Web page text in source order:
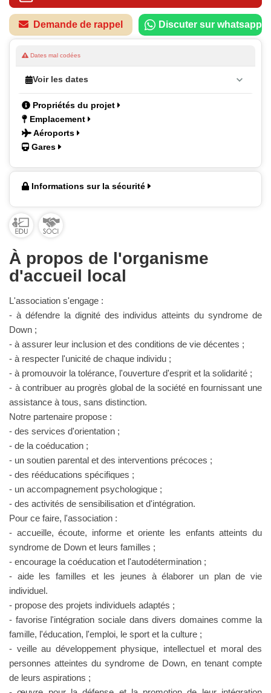
Demande de rappel Discuter sur whatsapp
Dates mal codées
Voir les dates
Propriétés du projet
Emplacement
Aéroports
Gares
Informations sur la sécurité
À propos de l'organisme
d'accueil local
L'association s'engage :
- à défendre la dignité des individus atteints du syndrome de
Down ;
- à assurer leur inclusion et des conditions de vie décentes ;
- à respecter l'unicité de chaque individu ;
- à promouvoir la tolérance, l'ouverture d'esprit et la solidarité ;
- à contribuer au progrès global de la société en fournissant une
assistance à tous, sans distinction.
Notre partenaire propose :
- des services d'orientation ;
- de la coéducation ;
- un soutien parental et des interventions précoces ;
- des rééducations spécifiques ;
- un accompagnement psychologique ;
- des activités de sensibilisation et d'intégration.
Pour ce faire, l'association :
- accueille, écoute, informe et oriente les enfants atteints du
syndrome de Down et leurs familles ;
- encourage la coéducation et l'autodétermination ;
- aide les familles et les jeunes à élaborer un plan de vie
individuel.
- propose des projets individuels adaptés ;
- favorise l'intégration sociale dans divers domaines comme la
famille, l'éducation, l'emploi, le sport et la culture ;
- veille au développement physique, intellectuel et moral des
personnes atteintes du syndrome de Down, en tenant compte
de leurs aspirations ;